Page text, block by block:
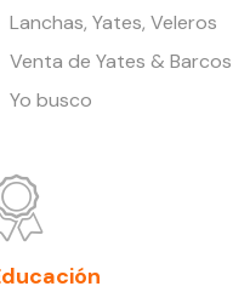
Lanchas, Yates, Veleros
Venta de Yates & Barcos
Yo busco